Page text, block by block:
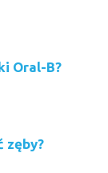
Oral-B?
zęby?